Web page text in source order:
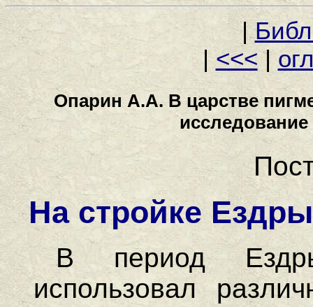
|
| <<< |
Опарин А.А. В царстве
На стройке
В период
использовал